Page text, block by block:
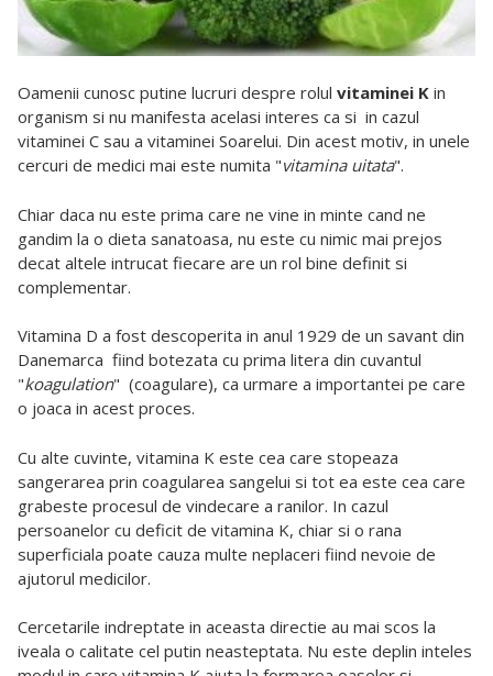
Oamenii cunosc putine lucruri despre rolul vitaminei K in
organism si nu manifesta acelasi interes ca si in cazul
vitaminei C sau a vitaminei Soarelui. Din acest motiv, in unele
cercuri de medici mai este numita "vitamina uitata".
Chiar daca nu este prima care ne vine in minte cand ne
gandim la o dieta sanatoasa, nu este cu nimic mai prejos
decat altele intrucat fiecare are un rol bine definit si
complementar.
Vitamina D a fost descoperita in anul 1929 de un savant din
Danemarca fiind botezata cu prima litera din cuvantul
"koagulation" (coagulare), ca urmare a importantei pe care
o joaca in acest proces.
Cu alte cuvinte, vitamina K este cea care stopeaza
sangerarea prin coagularea sangelui si tot ea este cea care
grabeste procesul de vindecare a ranilor. In cazul
persoanelor cu deficit de vitamina K, chiar si o rana
superficiala poate cauza multe neplaceri fiind nevoie de
ajutorul medicilor.
Cercetarile indreptate in aceasta directie au mai scos la
iveala o calitate cel putin neasteptata. Nu este deplin inteles